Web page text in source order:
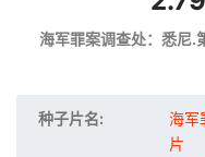
种子片名:
海军
片